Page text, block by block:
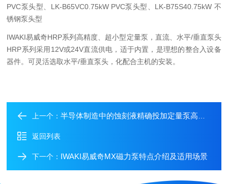
PVC泵头型、LK-B65VC0.75kW PVC泵头型、LK-B75S40.75kW 不
锈钢泵头型
IWAKI易威奇HRP系列高精度、超小型定量泵，直流、水平/垂直泵头
HRP系列采用12V或24V直流供电，适于内置，是理想的整合入设备
器件。可灵活选取水平/垂直泵头，化配合主机的安装。
上一个：半导体制造中的蚀刻液精确投加定量泵高精度计量泵
返回列表
下一个： IWAKI易威奇MX磁力泵特点介绍及适用场景